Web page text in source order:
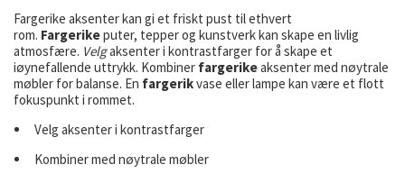
Fargerike aksenter kan gi et friskt pust til ethvert
rom. Fargerikeputer, tepper og kunstverk kan skape en livlig
atmosfære. Velgaksenter i kontrastfarger for å skape et
iøynefallende uttrykk. Kombiner fargerikeaksenter med nøytrale
møbler for balanse. En fargerikvase eller lampe kan være et flott
fokuspunkt i rommet.
Velg aksenter i kontrastfarger
Kombiner med nøytrale møbler